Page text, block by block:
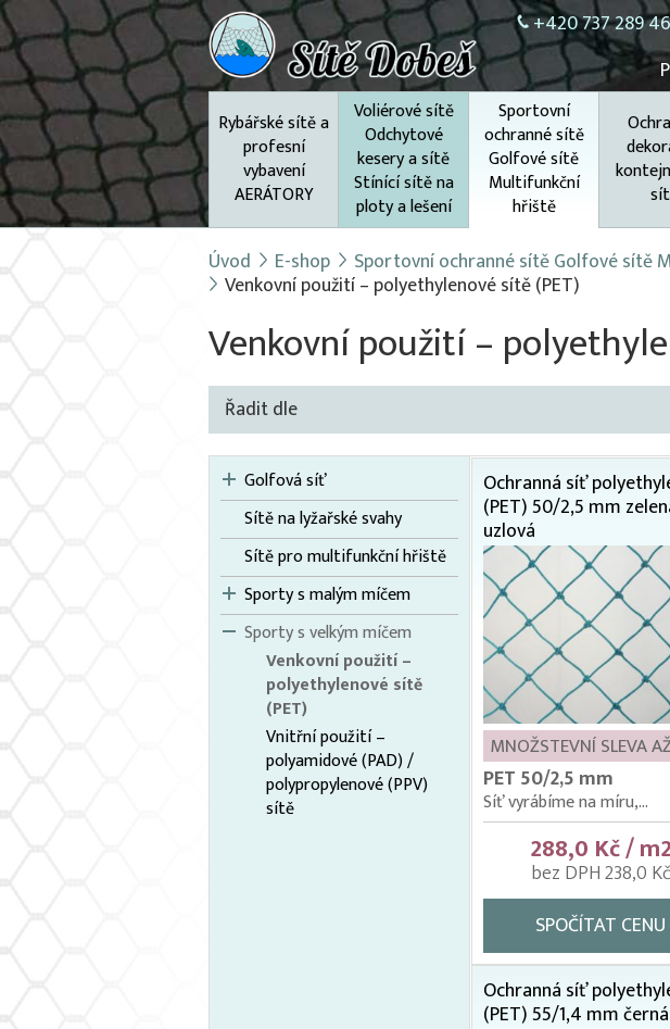
+420 737 289
Rybářské sítě a
profesní
vybavení
AERÁTORY
Voliérové sítě
Odchytové
kesery a sítě
Stínící sítě na
ploty a lešení
Sportovní
ochranné sítě
Golfové sítě
Multifunkční
hřiště
Úvod E-shop Sportovní ochranné sítě Golfové sítě
Venkovní použití – polyethylenové sítě (PET)
Venkovní použití –
Řadit dle
Golfová síť
Sítě na lyžařské svahy
Sítě pro multifunkční hřiště
Sporty s malým míčem
Sporty s velkým míčem
Venkovní použití –
polyethylenové sítě
(PET)
Vnitřní použití –
polyamidové (PAD) /
polypropylenové (PPV)
sítě
Ochranná síť
(PET) 50/2,5 mm
uzlová
MNOŽSTEVNÍ SLEVA
PET 50/2,5 mm
Síť vyrábíme na míru,...
288,0 Kč / m2
bez DPH 238,0 Kč
SPOČÍTAT CENU
Ochranná síť
(PET) 55/1,4 mm černá